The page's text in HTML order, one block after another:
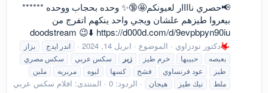
📢حصري ناااار لعيونكم🤩🔞✨ وحده بحجاب ووحده ******
بيعروا طيزهم علشان ويجي واحد ينكهم اتفرج من
doodstream 😉⬇️ https://d000d.com/d/9evpbpyn90iu
دكتور نودزاوي الموضوع ابريل 14, 2024 اندر ايدج
بزاز
بعبصه
حبيبها خرم طيز زبر سكس عربي
سكس مصري
طيز
عود فرنساوي فشخ كسها لبوه مربربه
ملبن
ملط
نيك طيز هيجان الردود: 0 المنتدى: افلام سكس عربي